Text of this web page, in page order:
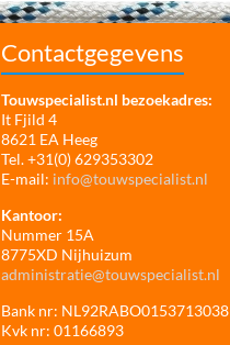
Contactgegevens
Touwspecialist.nl bezoekadres:
It Fjild 4
8621 EA Heeg
Tel. +31(0) 629353302
E-mail: info@touwspecialist.nl
Kantoor:
Nummer 15A
8775XD Nijhuizum
administratie@touwspecialist.nl
Bank nr: NL92RABO0153713038
Kvk nr: 01166893